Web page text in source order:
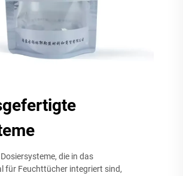
die in das
für Feuchttücher integriert sind,